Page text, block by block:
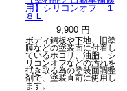
用】シリコンオフ １
８Ｌ
9,900 円
ボディ鋼板や下地、旧塗
膜などの塗装面に付着し
ているホコリ、油脂、シ
リコンオフなどの汚れを
拭き取る為の塗装面調整
剤で、塗装直前に使用し
ます。